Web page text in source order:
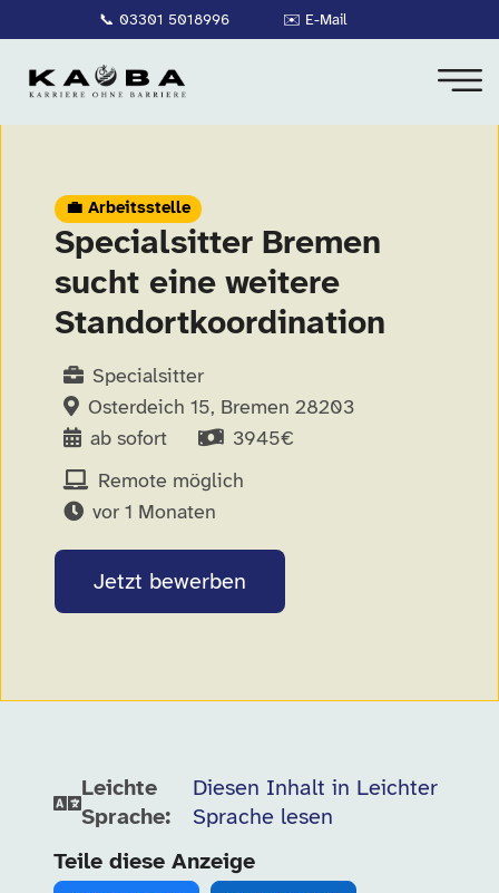
📞 03301 5018996 ✉️ E-Mail
Specialsitter Bremen
sucht eine weitere
Standortkoordination
💼 Arbeitsstelle
Specialsitter
Osterdeich 15, Bremen 28203
ab sofort
3945€
Remote möglich
vor 1 Monaten
Jetzt bewerben
Leichte
Sprache:
Diesen Inhalt in Leichter
Sprache lesen
Teile diese Anzeige